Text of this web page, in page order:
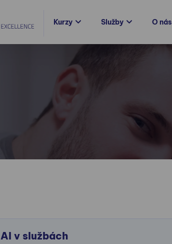
Kurzy Služby O nás
AI v službách